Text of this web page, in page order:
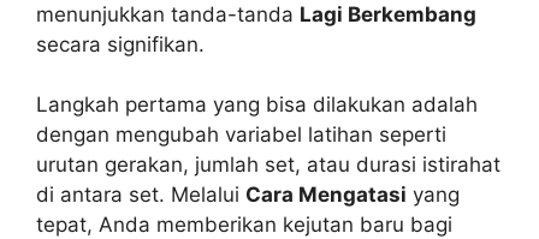
menunjukkan tanda-tanda Lagi Berkembang
secara signifikan.
Langkah pertama yang bisa dilakukan adalah
dengan mengubah variabel latihan seperti
urutan gerakan, jumlah set, atau durasi istirahat
di antara set. Melalui Cara Mengatasi yang
tepat, Anda memberikan kejutan baru bagi